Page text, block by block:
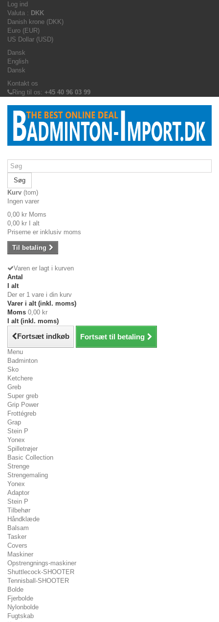
Log ind
Valuta : DKK
Danish krone (DKK)
Euro (EUR)
US Dollar (USD)
Dansk
English
Dansk
Kontakt os
Ring til os: +45 40 96 03 99
Søg
Kurv (tom)
Ingen varer
0,00 kr Moms
0,00 kr I alt
Priserne er inklusiv moms
Til betaling
Varen er lagt i kurven
Antal
I alt
Der er 1 vare i din kurv
Varer i alt (inkl. moms)
Moms 0,00 kr
I alt (inkl. moms)
Fortsæt indkøb Fortsæt til betaling
Menu
Badminton
Sko
Ketchere
Greb
Super greb
Grip Power
Frottégreb
Grap
Stein P
Yonex
Spilletrøjer
Basic Collection
Strenge
Strengemaling
Yonex
Adaptor
Stein P
Tilbehør
Håndklæde
Balsam
Tasker
Covers
Maskiner
Opstrengnings-maskiner
Shuttlecock-SHOOTER
Tennisball-SHOOTER
Bolde
Fjerbolde
Nylonbolde
Fugtskab